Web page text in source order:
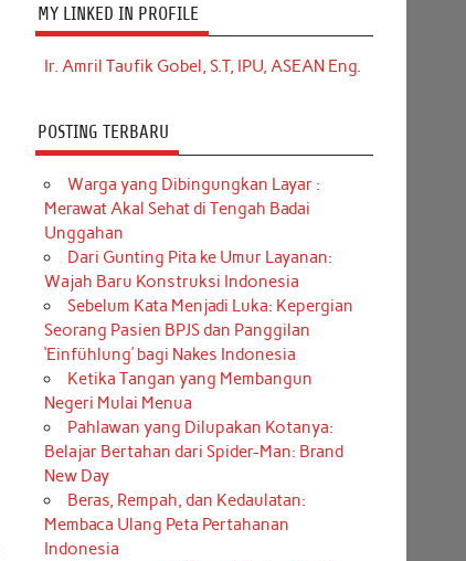
MY LINKED IN PROFILE
Ir. Amril Taufik Gobel, S.T, IPU, ASEAN Eng.
POSTING TERBARU
Warga yang Dibingungkan Layar :
Merawat Akal Sehat di Tengah Badai
Unggahan
Dari Gunting Pita ke Umur Layanan:
Wajah Baru Konstruksi Indonesia
Sebelum Kata Menjadi Luka: Kepergian
Seorang Pasien BPJS dan Panggilan
‘Einfühlung’ bagi Nakes Indonesia
Ketika Tangan yang Membangun
Negeri Mulai Menua
Pahlawan yang Dilupakan Kotanya:
Belajar Bertahan dari Spider-Man: Brand
New Day
Beras, Rempah, dan Kedaulatan:
Membaca Ulang Peta Pertahanan
Indonesia